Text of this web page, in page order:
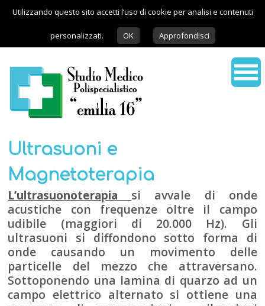
Utilizzando questo sito accetti l’uso di cookie per analisi e contenuti
personalizzati. OK Approfondisci
Ultrasuoni e
Magnetoterapia
L’ultrasuonoterapia
si avvale di onde
acustiche con frequenze oltre il campo
udibile (maggiori di 20.000 Hz). Gli
ultrasuoni si diffondono sotto forma di
onde causando un movimento delle
particelle del mezzo che attraversano.
Sottoponendo una lamina di quarzo ad un
campo elettrico alternato si ottiene una